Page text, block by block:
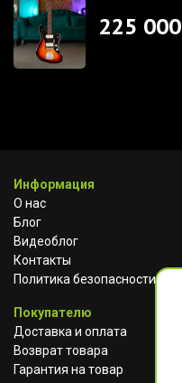
225 000
Информация
О нас
Блог
Видеоблог
Контакты
Политика безопасности
Покупателю
Доставка и оплата
Возврат товара
Гарантия на товар